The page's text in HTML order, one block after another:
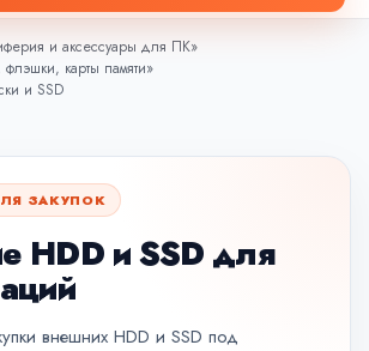
и аксессуары для ПК»
карты памяти»
и SSD
ЗАКУПОК
HDD и SSD для
внешних HDD и SSD под